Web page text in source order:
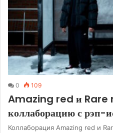
0 109
Amazing red и Rare
коллаборацию с рэп-
Коллаборация Amazing red и